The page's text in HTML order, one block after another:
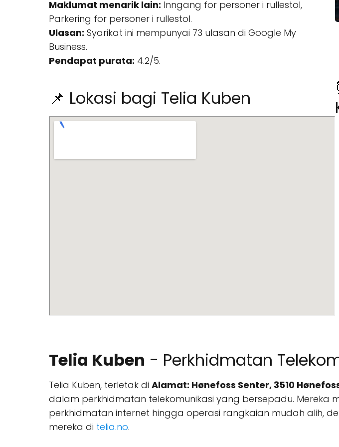
Maklumat menarik lain: Inngang for personer i rullestol,
Parkering for personer i rullestol.
Ulasan: Syarikat ini mempunyai 73 ulasan di Google My
Business.
Pendapat purata: 4.2/5.
📌 Lokasi bagi Telia Kuben
Telia Kuben - Perkhidmatan
Telia Kuben, terletak di Alamat: Hønefoss Senter, 3510
dalam perkhidmatan telekomunikasi yang bersepadu.
perkhidmatan internet hingga operasi rangkaian mudah alih,
mereka di telia.no.